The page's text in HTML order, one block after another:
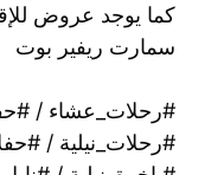
كما يوجد عروض
سمارت ريفير بوت
#رحلات_عشاء /
#رحلات_نيلية /